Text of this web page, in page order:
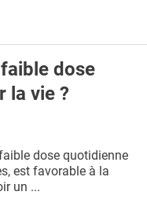
dose
la vie ?
dose quotidienne
est favorable à la
un ...